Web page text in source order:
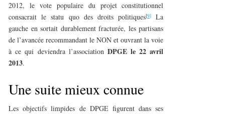
2012, le vote populaire du projet constitutionnel
consacrait le statu quo des droits politiques[9]
La
gauche en sortait durablement fracturée, les partisans
de l’avancée recommandant le NON et ouvrant la voie
à ce qui deviendra l’association DPGE le 22 avril
2013.
Une suite mieux connue
Les objectifs limpides de DPGE figurent dans ses